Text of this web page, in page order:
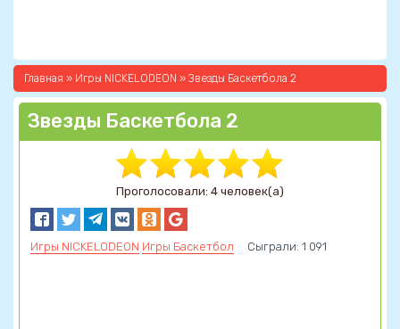
Главная » Игры NICKELODEON » Звезды Баскетбола 2
Звезды Баскетбола 2
Проголосовали: 4 человек(а)
Игры NICKELODEON Игры Баскетбол Сыграли: 1 091